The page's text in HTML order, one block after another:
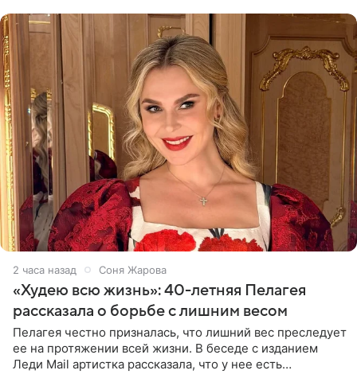
2 часа назад Соня Жарова
«Худею всю жизнь»: 40-летняя Пелагея
рассказала о борьбе с лишним весом
Пелагея честно призналась, что лишний вес преследует
ее на протяжении всей жизни. В беседе с изданием
Леди Mail артистка рассказала, что у нее есть